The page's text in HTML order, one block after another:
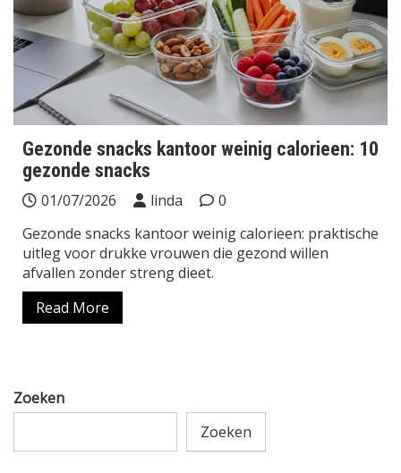
Gezonde snacks kantoor weinig calorieen: 10
gezonde snacks
01/07/2026 linda
0
Gezonde snacks kantoor weinig calorieen: praktische
uitleg voor drukke vrouwen die gezond willen
afvallen zonder streng dieet.
Read More
Zoeken
Zoeken